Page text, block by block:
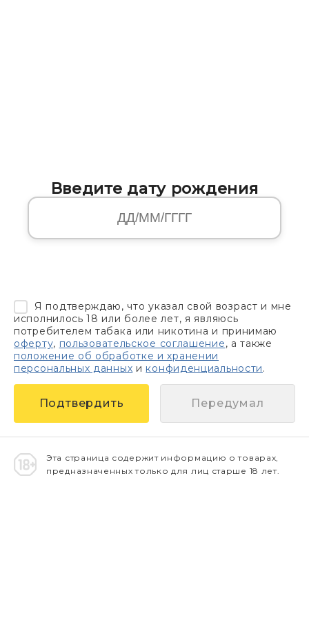
Введите дату рождения
Я подтверждаю, что указал свой возраст и мне
исполнилось 18 или более лет, я являюсь
потребителем табака или никотина и принимаю
оферту, пользовательское соглашение, а также
положение об обработке и хранении
персональных данных и конфиденциальности.
Передумал
Эта страница содержит информацию о товарах,
предназначенных только для лиц старше 18 лет.